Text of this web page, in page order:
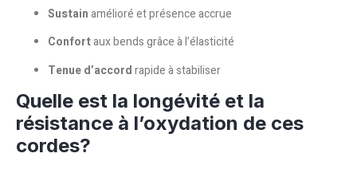
Sustainamélioré et présence accrue
Confortaux bends grâce à l’élasticité
Tenue d’accordrapide à stabiliser
Quelle est la longévité et la
résistance à l’oxydation de ces
cordes?